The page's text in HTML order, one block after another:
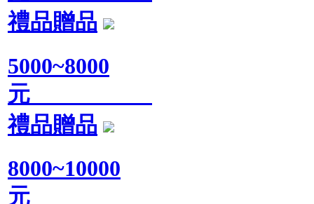
禮品贈品
5000~8000
元
禮品贈品
8000~10000
元